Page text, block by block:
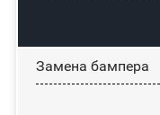
Замена бампера